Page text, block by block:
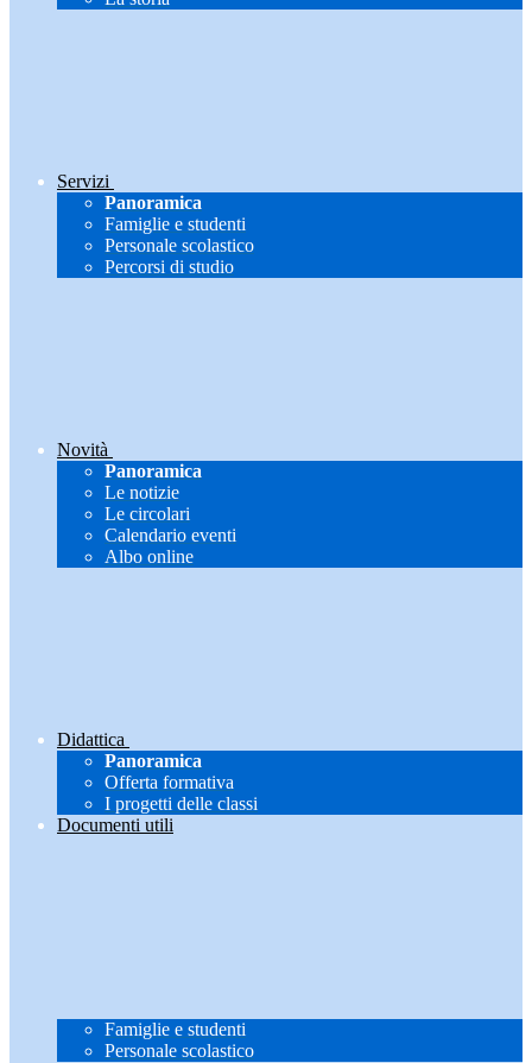
Servizi
Panoramica
Famiglie e studenti
Personale scolastico
Percorsi di studio
Novità
Panoramica
Le notizie
Le circolari
Calendario eventi
Albo online
Didattica
Panoramica
Offerta formativa
I progetti delle classi
Documenti utili
Famiglie e studenti
Personale scolastico